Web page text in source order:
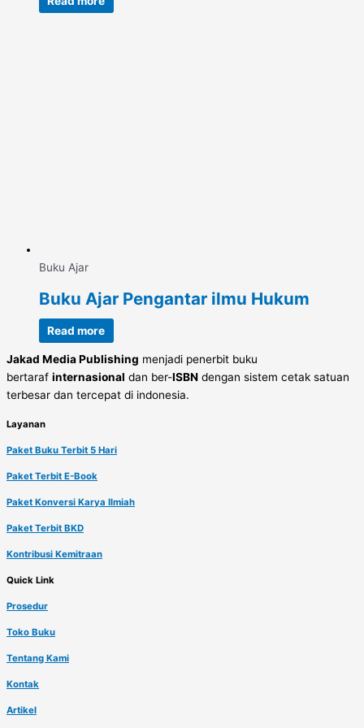
Buku Ajar
Buku Ajar Pengantar ilmu Hukum
Read more
Jakad Media Publishing menjadi penerbit buku
bertaraf internasional dan ber-ISBN dengan sistem cetak satuan
terbesar dan tercepat di indonesia.
Layanan
Paket Buku Terbit 5 Hari
Paket Terbit E-Book
Paket Konversi Karya Ilmiah
Paket Terbit BKD
Kontribusi Kemitraan
Quick Link
Prosedur
Toko Buku
Tentang Kami
Kontak
Artikel